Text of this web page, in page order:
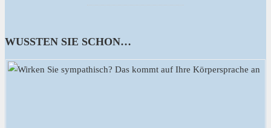
WUSSTEN SIE SCHON…